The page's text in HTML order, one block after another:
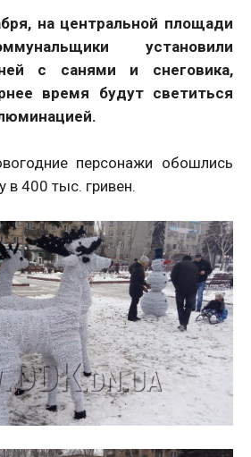
на центральной площади
установили
с санями и снеговика,
время будут светиться
персонажи обошлись
400 тыс. гривен.